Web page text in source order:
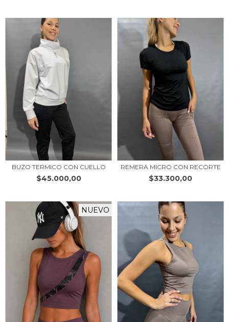
BUZO TERMICO CON CUELLO
$45.000,00
REMERA MICRO CON RECORTE
$33.300,00
NUEVO